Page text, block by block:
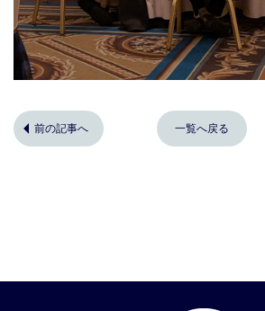
前の記事へ 一覧へ戻る